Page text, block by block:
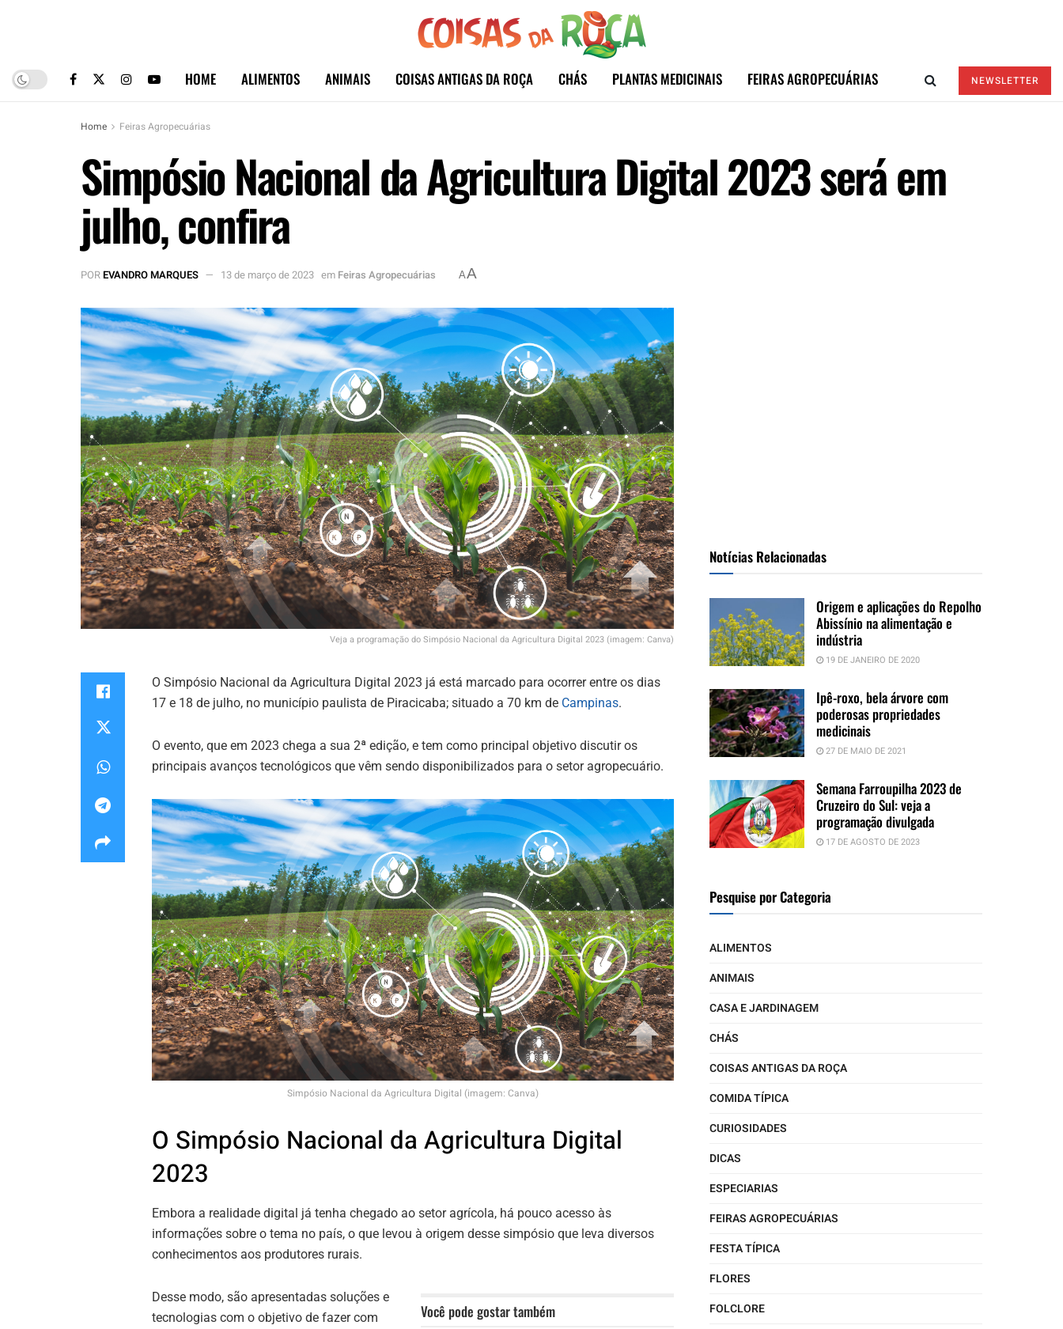
HOME ALIMENTOS ANIMAIS COISAS ANTIGAS DA ROÇA CHÁS PLANTAS MEDICINAIS FEIRAS AGROPECUÁRIAS NEWSLETTER
Home Feiras Agropecuárias
Simpósio Nacional da Agricultura Digital 2023 será em
julho, confira
POREVANDRO MARQUES 13 de março de 2023 em Feiras Agropecuárias AA
Veja a programação do Simpósio Nacional da Agricultura Digital 2023 (imagem: Canva)
O Simpósio Nacional da Agricultura Digital 2023 já está marcado para ocorrer entre os dias
17 e 18 de julho, no município paulista de Piracicaba; situado a 70 km de Campinas.
O evento, que em 2023 chega a sua 2ª edição, e tem como principal objetivo discutir os
principais avanços tecnológicos que vêm sendo disponibilizados para o setor agropecuário.
Simpósio Nacional da Agricultura Digital (imagem: Canva)
O Simpósio Nacional da Agricultura Digital
2023
Embora a realidade digital já tenha chegado ao setor agrícola, há pouco acesso às
informações sobre o tema no país, o que levou à origem desse simpósio que leva diversos
conhecimentos aos produtores rurais.
Você pode gostar também
Desse modo, são apresentadas soluções e
tecnologias com o objetivo de fazer com
Notícias Relacionadas
Origem e aplicações do Repolho
Abissínio na alimentação e
indústria
19 DE JANEIRO DE 2020
Ipê-roxo, bela árvore com
poderosas propriedades
medicinais
27 DE MAIO DE 2021
Semana Farroupilha 2023 de
Cruzeiro do Sul: veja a
programação divulgada
17 DE AGOSTO DE 2023
Pesquise por Categoria
ALIMENTOS
ANIMAIS
CASA E JARDINAGEM
CHÁS
COISAS ANTIGAS DA ROÇA
COMIDA TÍPICA
CURIOSIDADES
DICAS
ESPECIARIAS
FEIRAS AGROPECUÁRIAS
FESTA TÍPICA
FLORES
FOLCLORE